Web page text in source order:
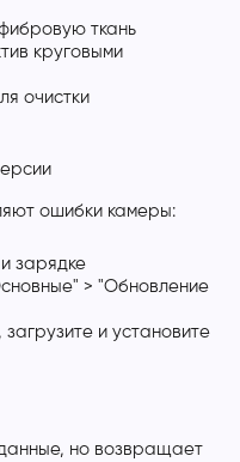
ткань
круговыми
очистки
ошибки камеры:
зарядке
> "Обновление
и установите
но возвращает